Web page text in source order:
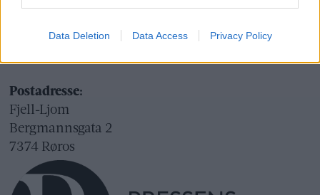
Data Deletion Data Access Privacy Policy
Bergmannsgata 2
Postadresse:
Fjell-Ljom
Bergmannsgata 2
7374 Røros